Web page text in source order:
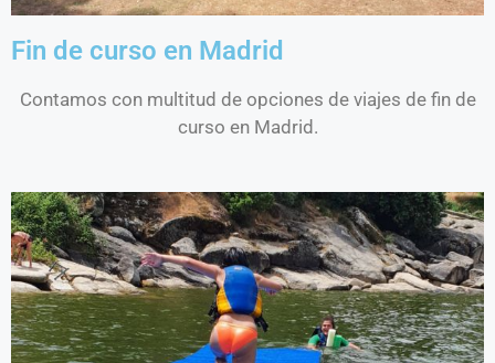
Fin de curso en Madrid
Contamos con multitud de opciones de viajes de fin de
curso en Madrid.